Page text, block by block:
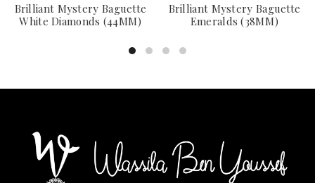
Brilliant Mystery Baguette
White Diamonds (44MM)
Brilliant Mystery Baguette
Emeralds (38MM)